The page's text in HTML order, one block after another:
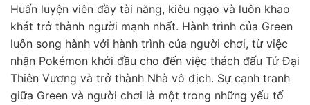
Huấn luyện viên đầy tài năng, kiêu ngạo và luôn khao
khát trở thành người mạnh nhất. Hành trình của Green
luôn song hành với hành trình của người chơi, từ việc
nhận Pokémon khởi đầu cho đến việc thách đấu Tứ Đại
Thiên Vương và trở thành Nhà vô địch. Sự cạnh tranh
giữa Green và người chơi là một trong những yếu tố